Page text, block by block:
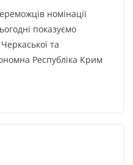
номінації
показуємо
та
Республіка Крим